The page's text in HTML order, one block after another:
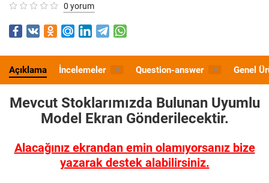
0 yorum
Açıklama İncelemeler 0 Question-answer 0 Genel
Mevcut Stoklarımızda Bulunan Uyumlu
Model Ekran Gönderilecektir.
Alacağınız ekrandan emin olamıyorsanız bize
yazarak destek alabilirsiniz.